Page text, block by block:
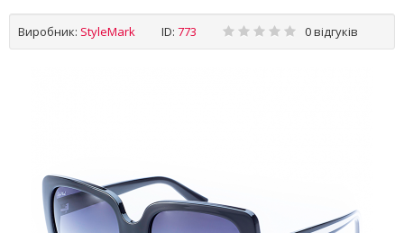
Виробник: StyleMark ID: 773 0 відгуків